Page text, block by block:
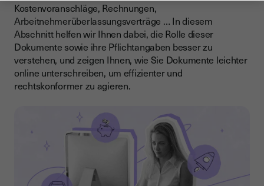
Kostenvoranschläge, Rechnungen,
Arbeitnehmerüberlassungsverträge … In diesem
Abschnitt helfen wir Ihnen dabei, die Rolle dieser
Dokumente sowie ihre Pflichtangaben besser zu
verstehen, und zeigen Ihnen, wie Sie Dokumente leichter
online unterschreiben, um effizienter und
rechtskonformer zu agieren.